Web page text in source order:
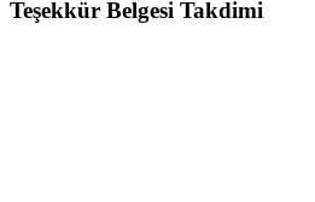
Teşekkür Belgesi Takdimi